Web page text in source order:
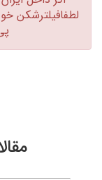
لطفافیلترشکن خود
پی